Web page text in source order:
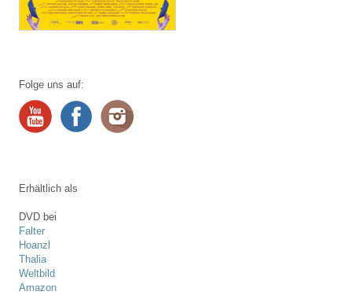
Folge uns auf:
Erhältlich als
DVD bei
Falter
Hoanzl
Thalia
Weltbild
Amazon